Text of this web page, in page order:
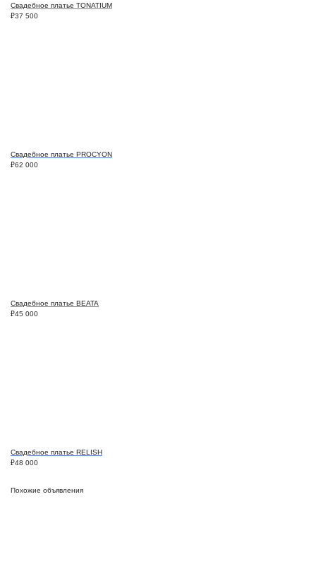
Свадебное платье TONATIUM
₽37 500
Свадебное платье PROCYON
₽62 000
Свадебное платье BEATA
₽45 000
Свадебное платье RELISH
₽48 000
Похожие объявления